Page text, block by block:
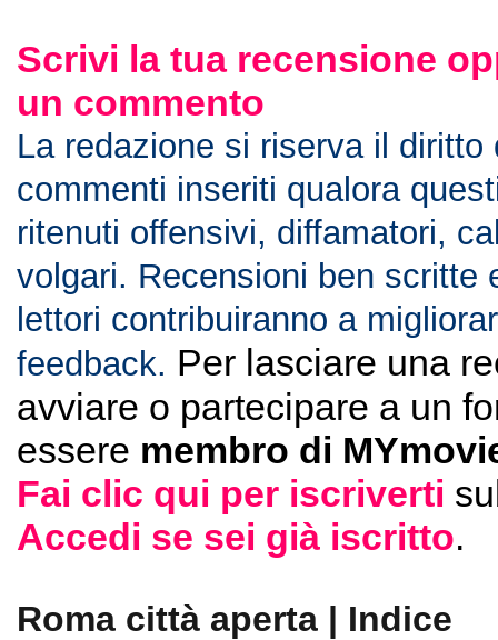
Scrivi la tua recensione
un commento
La redazione si riserva il diritto
commenti inseriti qualora
ritenuti offensivi, diffamatori,
volgari. Recensioni ben scritte
lettori contribuiranno a
feedback. Per lasciare una
avviare o partecipare a un
essere membro di
Fai clic qui per iscriverti
Accedi se sei già iscritto.
Roma città aperta | Indice